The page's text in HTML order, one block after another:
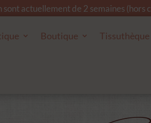
sont actuellement de 2 semaines
Boutique Tissuthèque